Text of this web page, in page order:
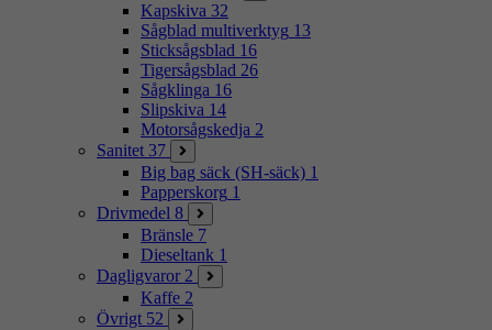
Kapskiva 32
Sågblad multiverktyg 13
Sticksågsblad 16
Tigersågsblad 26
Sågklinga 16
Slipskiva 14
Motorsågskedja 2
Sanitet 37
Big bag säck (SH-säck) 1
Papperskorg 1
Drivmedel 8
Bränsle 7
Dieseltank 1
Dagligvaror 2
Kaffe 2
Övrigt 52